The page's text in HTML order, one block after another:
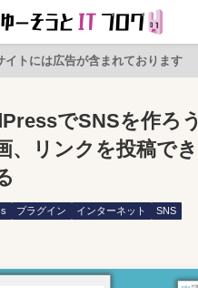
イトには広告が含まれております
でSNSを作ろ
、リンクを投稿で
プラグイン インターネット SNS